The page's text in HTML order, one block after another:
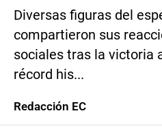
Diversas figuras del
compartieron sus
sociales tras la victoria
récord his...
Redacción EC